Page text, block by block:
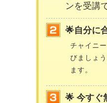
ンを受講
🌟自分に
チャイニ
びましょ
ます。
🌟 今すぐ